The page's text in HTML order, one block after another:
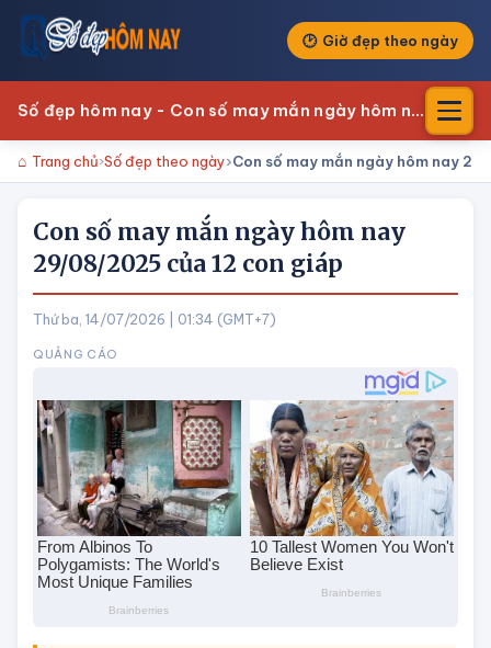
Giờ đẹp theo ngày
Số đẹp hôm nay - Con số may mắn ngày hôm nay
Trang chủ Số đẹp theo ngày Con số may mắn ngày hôm nay
Con số may mắn ngày hôm nay
29/08/2025 của 12 con giáp
Thứ ba, 14/07/2026 | 01:34 (GMT+7)